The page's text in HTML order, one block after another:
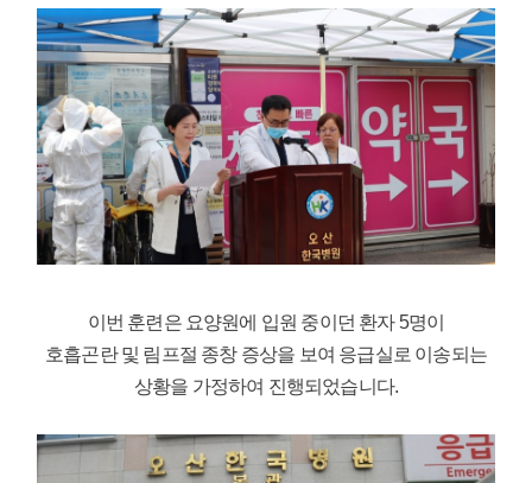
이번 훈련은 요양원에 입원 중이던 환자 5명이
호흡곤란 및 림프절 종창 증상을 보여 응급실로 이송되는
상황을 가정하여 진행되었습니다.